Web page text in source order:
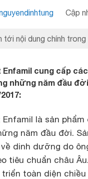
Cập
tới nội dung chính trong
Enfamil cung cấp
những năm đầu
Enfamil là sản
năm đầu đời.
dinh dưỡng do
tiêu chuẩn châu
toàn diện